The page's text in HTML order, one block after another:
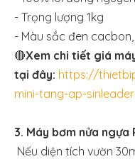
- Trọng lượng 1kg
- Màu sắc đen
🔴Xem chi tiết giá
tại đây: https://
mini-tang-ap-
3. Máy bơm nửa ngựa
Nếu diện tích vườn